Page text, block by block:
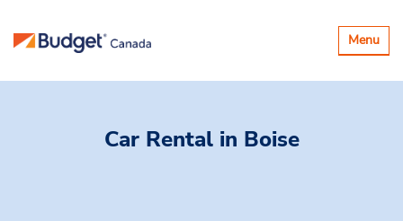
Basculer
la
Menu
Car Rental in Boise